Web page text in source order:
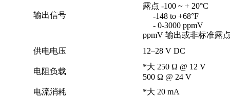
输出信号
露点 -100 ~ + 20°C
-148 to +68°F
- 0-3000 ppmV
ppmV 输出或非标准露
供电电压
12–28 V DC
电阻负载
*大 250 Ω @ 12 V
500 Ω @ 24 V
电流消耗
*大 20 mA